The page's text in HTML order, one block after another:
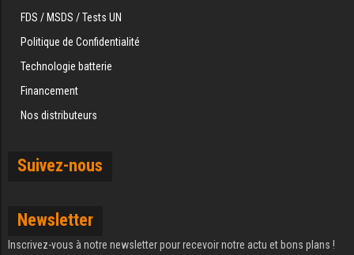
FDS / MSDS / Tests UN
Politique de Confidentialité
Technologie batterie
Financement
Nos distributeurs
Suivez-nous
Newsletter
Inscrivez-vous à notre newsletter pour recevoir notre actu et bons plans !